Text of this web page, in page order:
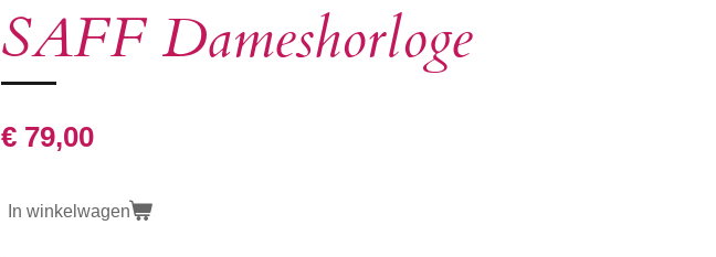
SAFF Dameshorloge
€ 79,00
In winkelwagen